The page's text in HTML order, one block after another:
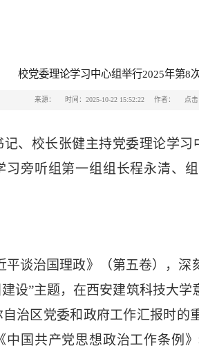
校党委理论学习中心组举行2025年第8
来源： 时间：2025-10-22 15:52:22 作者： 点击
记、校长张健主持党委理论学
习旁听组第一组组长程永清、
平谈治国理政》（第五卷），
设”主题，在西安建筑科技大
治区党委和政府工作汇报时的
中国共产党思想政治工作条例